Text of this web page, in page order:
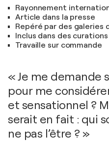
Rayonnement
Article dans la presse
Repéré par des galeries
Inclus dans des
Travaille sur commande
« Je me demande
pour me
et sensationnel ?
serait en fait : qui
ne pas l’être ? »